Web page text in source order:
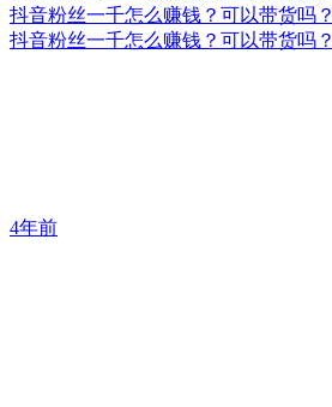
抖音粉丝一千怎么赚钱？可以带货吗？
抖音粉丝一千怎么赚钱？可以带货吗？
4年前